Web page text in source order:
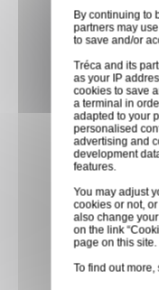
faites
dans
Europe
mise à
By continuing to
partners may
to save and/or
Tréca and its
as your IP
cookies to save
a terminal in
adapted to your
personalised
advertising and
development
features.
You may adjust
cookies or not,
also change
on the link
page on this site.
To find out